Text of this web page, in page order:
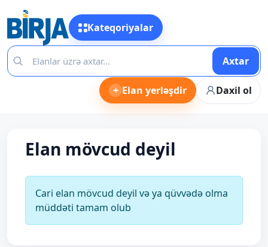
Kateqoriyalar
Axtar
+ Elan yerləşdir Daxil ol
Elan mövcud deyil
Cari elan mövcud deyil və ya qüvvədə olma
müddəti tamam olub